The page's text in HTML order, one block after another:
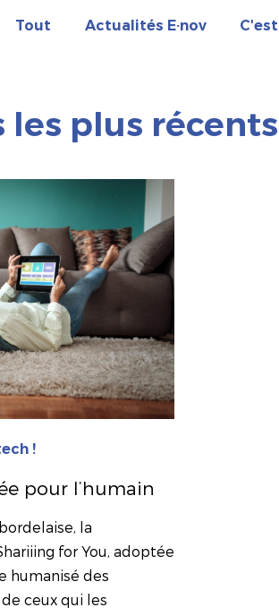
Tout Actualités E·nov
les plus récents
!
pour l’humain
la
for You, adoptée
humanisé des
ceux qui les